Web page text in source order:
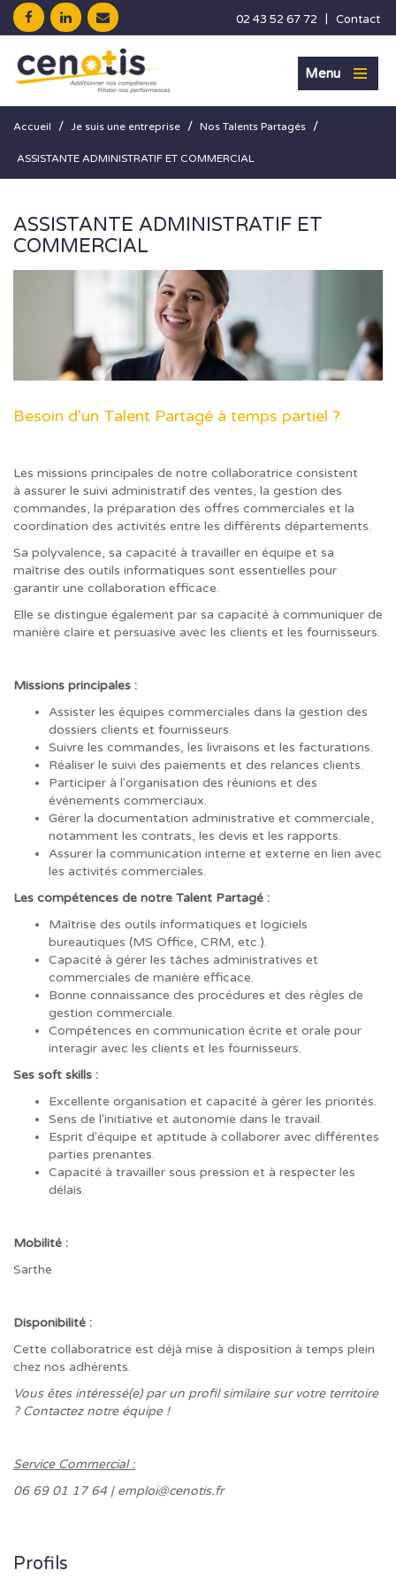
02 43 52 67 72 | Contact
Menu
Accueil / Je suis une entreprise / Nos Talents Partagés /
ASSISTANTE ADMINISTRATIF ET COMMERCIAL
ASSISTANTE ADMINISTRATIF ET
COMMERCIAL
Besoin d'un Talent Partagé à temps partiel ?
Les missions principales de notre collaboratrice consistent
à assurer le suivi administratif des ventes, la gestion des
commandes, la préparation des offres commerciales et la
coordination des activités entre les différents départements.
Sa polyvalence, sa capacité à travailler en équipe et sa
maîtrise des outils informatiques sont essentielles pour
garantir une collaboration efficace.
Elle se distingue également par sa capacité à communiquer de
manière claire et persuasive avec les clients et les fournisseurs.
Missions principales :
Assister les équipes commerciales dans la gestion des
dossiers clients et fournisseurs.
Suivre les commandes, les livraisons et les facturations.
Réaliser le suivi des paiements et des relances clients.
Participer à l'organisation des réunions et des
événements commerciaux.
Gérer la documentation administrative et commerciale,
notamment les contrats, les devis et les rapports.
Assurer la communication interne et externe en lien avec
les activités commerciales.
Les compétences de notre Talent Partagé :
Maîtrise des outils informatiques et logiciels
bureautiques (MS Office, CRM, etc.).
Capacité à gérer les tâches administratives et
commerciales de manière efficace.
Bonne connaissance des procédures et des règles de
gestion commerciale.
Compétences en communication écrite et orale pour
interagir avec les clients et les fournisseurs.
Ses soft skills :
Excellente organisation et capacité à gérer les priorités.
Sens de l'initiative et autonomie dans le travail.
Esprit d'équipe et aptitude à collaborer avec différentes
parties prenantes.
Capacité à travailler sous pression et à respecter les
délais.
Mobilité :
Sarthe
Disponibilité :
Cette collaboratrice est déjà mise à disposition à temps plein
chez nos adhérents.
Vous êtes intéressé(e) par un profil similaire sur votre territoire
? Contactez notre équipe !
Service Commercial :
06 69 01 17 64 | emploi@cenotis.fr
Profils